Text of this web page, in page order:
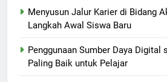
Menyusun Jalur Karier di Bidang
Langkah Awal Siswa Baru
Penggunaan Sumber Daya Digital
Paling Baik untuk Pelajar